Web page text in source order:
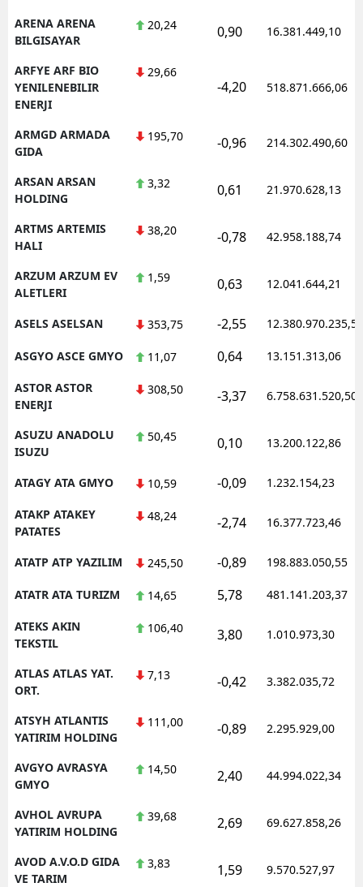
ARENA ARENA
BILGISAYAR
20,24 0,90 16.381.449,10
ARFYE ARF BIO
YENILENEBILIR
ENERJI
29,66
-4,20 518.871.666,06
ARMGD ARMADA
GIDA
195,70 -0,96 214.302.490,60
ARSAN ARSAN
HOLDING
3,32 0,61 21.970.628,13
ARTMS ARTEMIS
HALI
38,20 -0,78 42.958.188,74
ARZUM ARZUM EV
ALETLERI
1,59 0,63 12.041.644,21
ASELS ASELSAN 353,75 -2,55 12.380.970.235,50
ASGYO ASCE GMYO 11,07 0,64 13.151.313,06
ASTOR ASTOR
ENERJI
308,50 -3,37 6.758.631.520,50
ASUZU ANADOLU
ISUZU
50,45 0,10 13.200.122,86
ATAGY ATA GMYO 10,59 -0,09 1.232.154,23
ATAKP ATAKEY
PATATES
48,24 -2,74 16.377.723,46
ATATP ATP YAZILIM 245,50 -0,89 198.883.050,55
ATATR ATA TURIZM 14,65 5,78 481.141.203,37
ATEKS AKIN
TEKSTIL
106,40 3,80 1.010.973,30
ATLAS ATLAS YAT.
ORT.
7,13 -0,42 3.382.035,72
ATSYH ATLANTIS
YATIRIM HOLDING
111,00 -0,89 2.295.929,00
AVGYO AVRASYA
GMYO
14,50 2,40 44.994.022,34
AVHOL AVRUPA
YATIRIM HOLDING
39,68 2,69 69.627.858,26
AVOD A.V.O.D GIDA
VE TARIM
3,83 1,59 9.570.527,97